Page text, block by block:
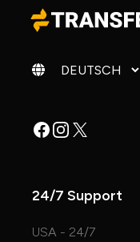
Sprache ändern
Facebook
Instagram
X
24/7 Support
USA - 24/7